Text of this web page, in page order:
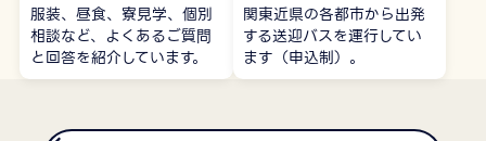
服装、昼食、寮見学、個別
相談など、よくあるご質問
と回答を紹介しています。
関東近県の各都市から出発
する送迎バスを運行してい
ます（申込制）。